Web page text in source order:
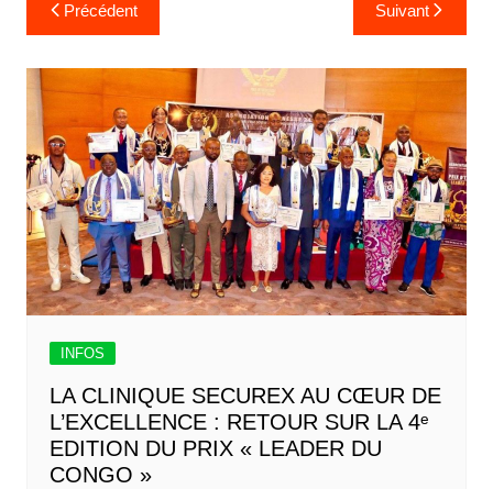
Précédent Suivant
INFOS
LA CLINIQUE SECUREX AU CŒUR DE
L’EXCELLENCE : RETOUR SUR LA 4ᵉ
EDITION DU PRIX « LEADER DU
CONGO »